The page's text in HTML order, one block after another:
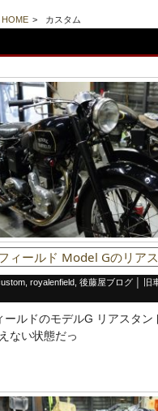
> カスタム
, royalenfield, 後藤屋ブログ│ 旧
ールドのモデルG リアスタン
ない状態だっ